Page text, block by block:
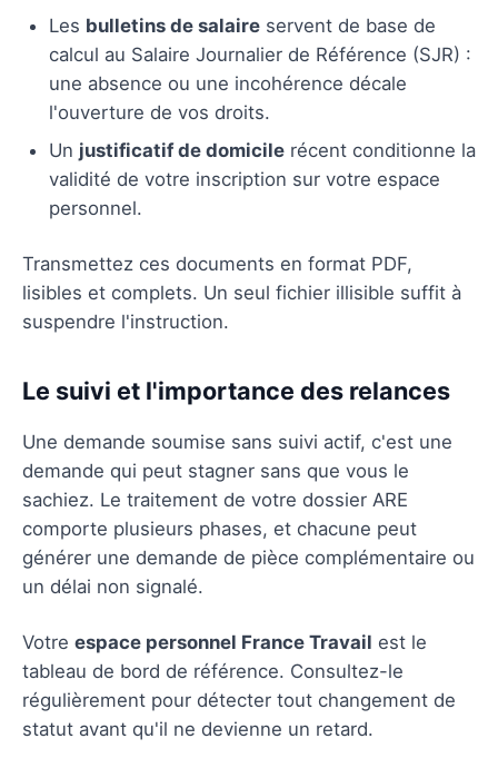
Les bulletins de salaire servent de base de
calcul au Salaire Journalier de Référence (SJR) :
une absence ou une incohérence décale
l'ouverture de vos droits.
Un justificatif de domicile récent conditionne la
validité de votre inscription sur votre espace
personnel.
Transmettez ces documents en format PDF,
lisibles et complets. Un seul fichier illisible suffit à
suspendre l'instruction.
Le suivi et l'importance des relances
Une demande soumise sans suivi actif, c'est une
demande qui peut stagner sans que vous le
sachiez. Le traitement de votre dossier ARE
comporte plusieurs phases, et chacune peut
générer une demande de pièce complémentaire ou
un délai non signalé.
Votre espace personnel France Travail est le
tableau de bord de référence. Consultez-le
régulièrement pour détecter tout changement de
statut avant qu'il ne devienne un retard.